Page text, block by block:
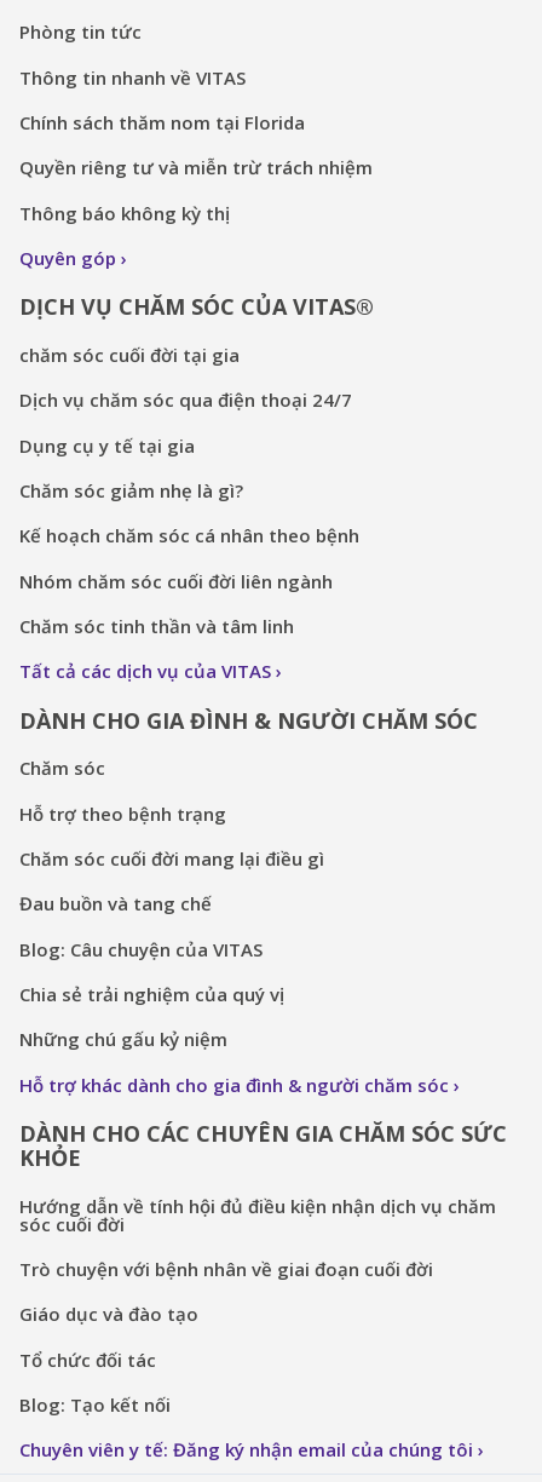
Phòng tin tức
Thông tin nhanh về VITAS
Chính sách thăm nom tại Florida
Quyền riêng tư và miễn trừ trách nhiệm
Thông báo không kỳ thị
Quyên góp
DỊCH VỤ CHĂM SÓC CỦA VITAS®
chăm sóc cuối đời tại gia
Dịch vụ chăm sóc qua điện thoại 24/7
Dụng cụ y tế tại gia
Chăm sóc giảm nhẹ là gì?
Kế hoạch chăm sóc cá nhân theo bệnh
Nhóm chăm sóc cuối đời liên ngành
Chăm sóc tinh thần và tâm linh
Tất cả các dịch vụ của VITAS
DÀNH CHO GIA ĐÌNH & NGƯỜI CHĂM SÓC
Chăm sóc
Hỗ trợ theo bệnh trạng
Chăm sóc cuối đời mang lại điều gì
Đau buồn và tang chế
Blog: Câu chuyện của VITAS
Chia sẻ trải nghiệm của quý vị
Những chú gấu kỷ niệm
Hỗ trợ khác dành cho gia đình & người chăm sóc
DÀNH CHO CÁC CHUYÊN GIA CHĂM SÓC SỨC
KHỎE
Hướng dẫn về tính hội đủ điều kiện nhận dịch vụ chăm
sóc cuối đời
Trò chuyện với bệnh nhân về giai đoạn cuối đời
Giáo dục và đào tạo
Tổ chức đối tác
Blog: Tạo kết nối
Chuyên viên y tế: Đăng ký nhận email của chúng tôi